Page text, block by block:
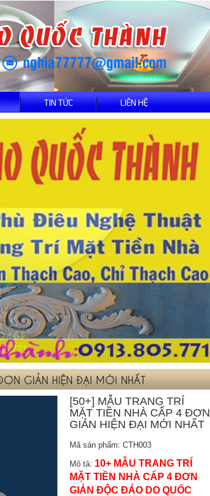
TIN TỨC LIÊN HỆ
GIẢN HIỆN ĐẠI MỚI NHẤT
[50+] MẪU TRANG TRÍ
MẶT TIỀN NHÀ CẤP 4 ĐƠN
GIẢN HIỆN ĐẠI MỚI NHẤT
Mã sản phẩm: CTH003
Mô tả: 10+ MẪU TRANG TRÍ
MẶT TIỀN NHÀ CẤP 4 ĐƠN
GIẢN ĐỘC ĐÁO DO QUỐC